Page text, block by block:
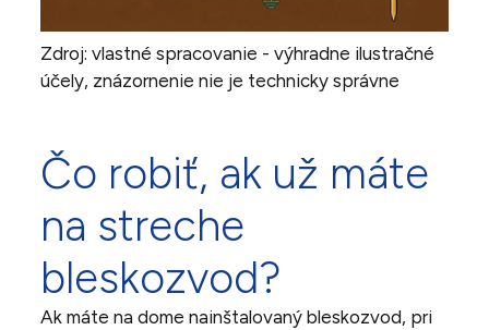
Zdroj: vlastné spracovanie - výhradne ilustračné
účely, znázornenie nie je technicky správne
Čo robiť, ak už máte
na streche
bleskozvod?
Ak máte na dome nainštalovaný bleskozvod, pri